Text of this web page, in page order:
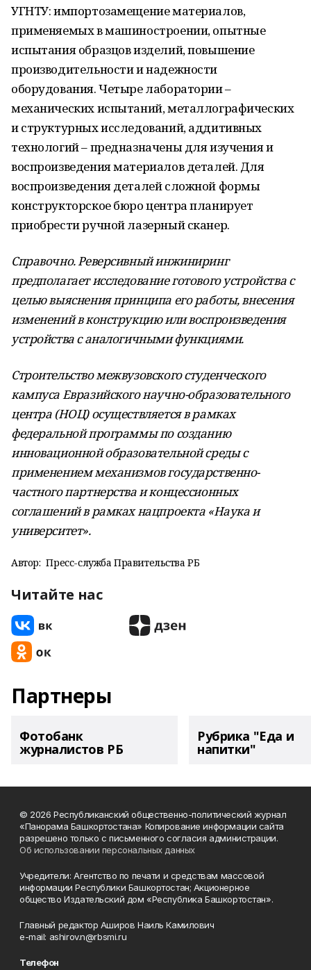
УГНТУ: импортозамещение материалов,
применяемых в машиностроении, опытные
испытания образцов изделий, повышение
производительности и надежности
оборудования. Четыре лаборатории –
механических испытаний, металлографических
и структурных исследований, аддитивных
технологий – предназначены для изучения и
воспроизведения материалов деталей. Для
воспроизведения деталей сложной формы
конструкторское бюро центра планирует
приобрести ручной лазерный сканер.
Справочно. Реверсивный инжиниринг
предполагает исследование готового устройства с
целью выяснения принципа его работы, внесения
изменений в конструкцию или воспроизведения
устройства с аналогичными функциями.
Строительство межвузовского студенческого
кампуса Евразийского научно-образовательного
центра (НОЦ) осуществляется в рамках
федеральной программы по созданию
инновационной образовательной среды с
применением механизмов государственно-
частного партнерства и концессионных
соглашений в рамках нацпроекта «Наука и
университет».
Автор: Пресс-служба Правительства РБ
Читайте нас
Партнеры
Фотобанк
журналистов РБ
Рубрика "Еда и
напитки"
© 2026 Республиканский общественно-политический журнал
«Панорама Башкортостана» Копирование информации сайта
разрешено только с письменного согласия администрации.
Об использовании персональных данных
Учредители: Агентство по печати и средствам массовой
информации Республики Башкортостан; Акционерное
общество Издательский дом «Республика Башкортостан».
Главный редактор Аширов Наиль Камилович
e-mail: ashirov.n@rbsmi.ru
Телефон